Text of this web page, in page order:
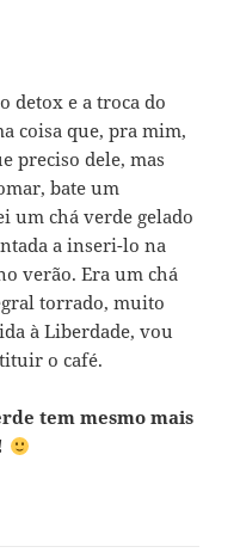
detox e a troca do
coisa que, pra mim,
preciso dele, mas
bate um
um chá verde gelado
a inseri-lo na
verão. Era um chá
torrado, muito
à Liberdade, vou
o café.
tem mesmo mais